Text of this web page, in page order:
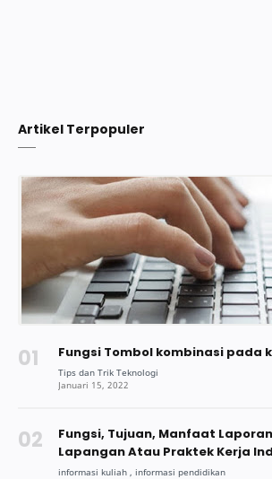
Artikel Terpopuler
Fungsi Tombol kombinasi pada
Fungsi, Tujuan, Manfaat
Lapangan Atau Praktek Kerja
Dan Mahasiswa